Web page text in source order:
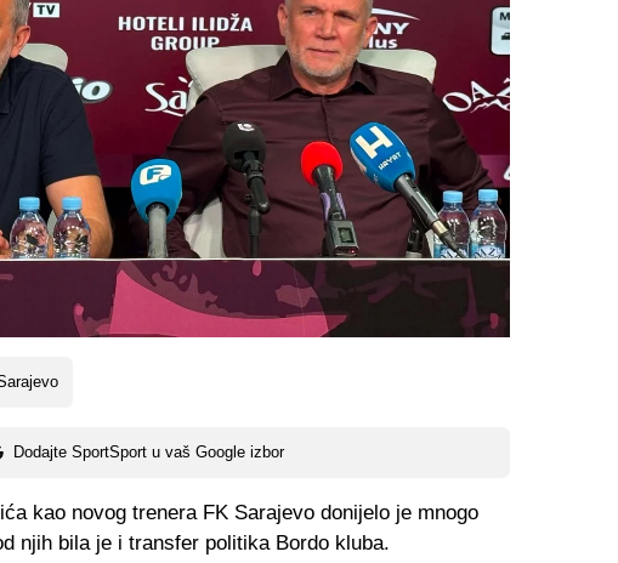
Dodajte SportSport u vaš Google izbor
kao novog trenera FK Sarajevo donijelo je mnogo
njih bila je i transfer politika Bordo kluba.